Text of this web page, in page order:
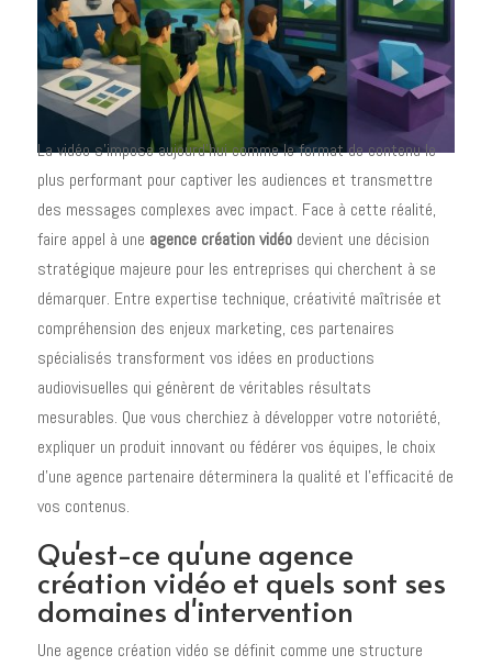
La vidéo s'impose aujourd'hui comme le format de contenu le
plus performant pour captiver les audiences et transmettre
des messages complexes avec impact. Face à cette réalité,
faire appel à une agence création vidéodevient une décision
stratégique majeure pour les entreprises qui cherchent à se
démarquer. Entre expertise technique, créativité maîtrisée et
compréhension des enjeux marketing, ces partenaires
spécialisés transforment vos idées en productions
audiovisuelles qui génèrent de véritables résultats
mesurables. Que vous cherchiez à développer votre notoriété,
expliquer un produit innovant ou fédérer vos équipes, le choix
d'une agence partenaire déterminera la qualité et l'efficacité de
vos contenus.
Qu'est-ce qu'une agence
création vidéo et quels sont ses
domaines d'intervention
Une agence création vidéo se définit comme une structure